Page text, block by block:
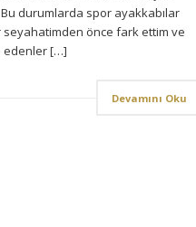
durumlarda spor ayakkabılar
seyahatimden önce fark ettim ve
edenler […]
Devamını Oku